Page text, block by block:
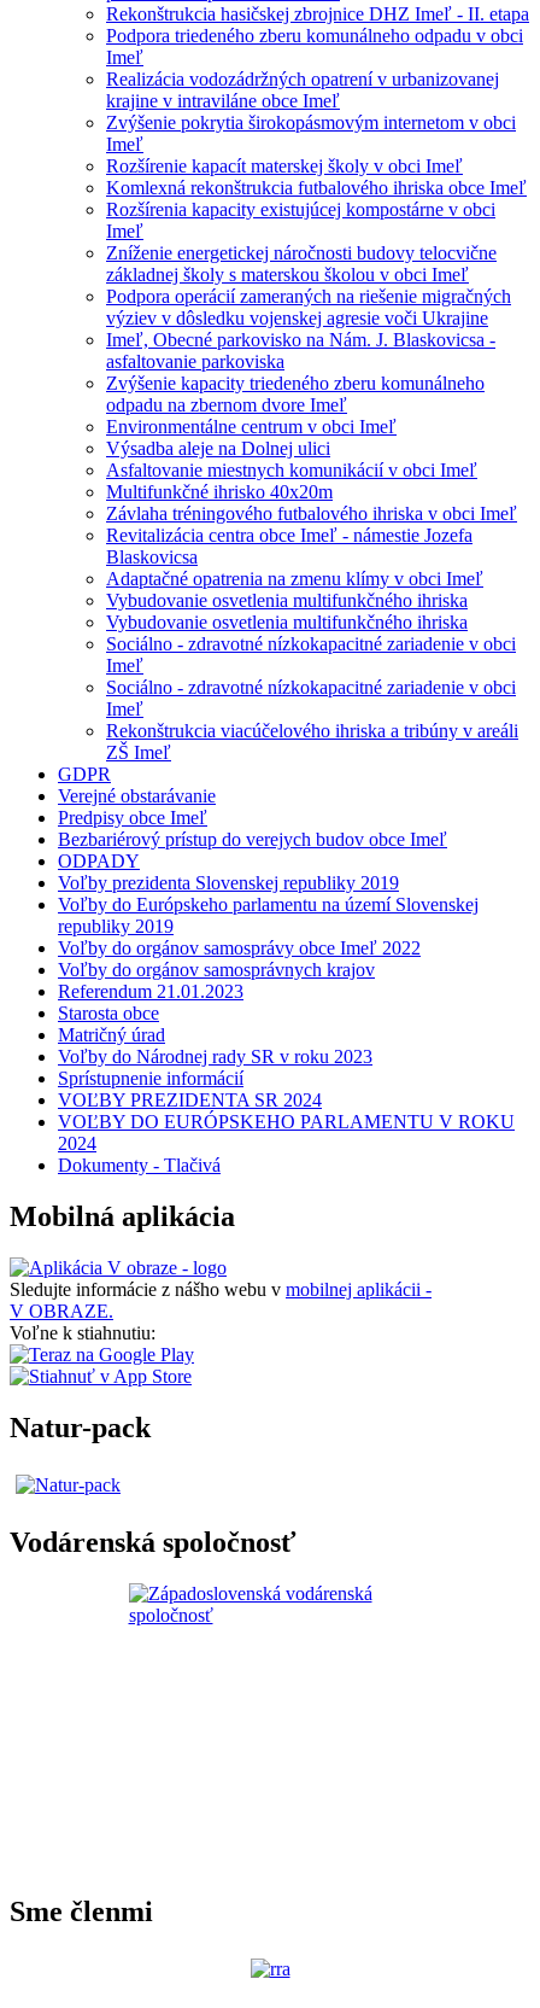
Rekonštrukcia hasičskej zbrojnice DHZ Imeľ - II. etapa
Podpora triedeného zberu komunálneho odpadu v obci
Imeľ
Realizácia vodozádržných opatrení v urbanizovanej
krajine v intraviláne obce Imeľ
Zvýšenie pokrytia širokopásmovým internetom v obci
Imeľ
Rozšírenie kapacít materskej školy v obci Imeľ
Komlexná rekonštrukcia futbalového ihriska obce Imeľ
Rozšírenia kapacity existujúcej kompostárne v obci
Imeľ
Zníženie energetickej náročnosti budovy telocvične
základnej školy s materskou školou v obci Imeľ
Podpora operácií zameraných na riešenie migračných
výziev v dôsledku vojenskej agresie voči Ukrajine
Imeľ, Obecné parkovisko na Nám. J. Blaskovicsa -
asfaltovanie parkoviska
Zvýšenie kapacity triedeného zberu komunálneho
odpadu na zbernom dvore Imeľ
Environmentálne centrum v obci Imeľ
Výsadba aleje na Dolnej ulici
Asfaltovanie miestnych komunikácií v obci Imeľ
Multifunkčné ihrisko 40x20m
Závlaha tréningového futbalového ihriska v obci Imeľ
Revitalizácia centra obce Imeľ - námestie Jozefa
Blaskovicsa
Adaptačné opatrenia na zmenu klímy v obci Imeľ
Vybudovanie osvetlenia multifunkčného ihriska
Vybudovanie osvetlenia multifunkčného ihriska
Sociálno - zdravotné nízkokapacitné zariadenie v obci
Imeľ
Sociálno - zdravotné nízkokapacitné zariadenie v obci
Imeľ
Rekonštrukcia viacúčelového ihriska a tribúny v areáli
ZŠ Imeľ
GDPR
Verejné obstarávanie
Predpisy obce Imeľ
Bezbariérový prístup do verejych budov obce Imeľ
ODPADY
Voľby prezidenta Slovenskej republiky 2019
Voľby do Európskeho parlamentu na území Slovenskej
republiky 2019
Voľby do orgánov samosprávy obce Imeľ 2022
Voľby do orgánov samosprávnych krajov
Referendum 21.01.2023
Starosta obce
Matričný úrad
Voľby do Národnej rady SR v roku 2023
Sprístupnenie informácií
VOĽBY PREZIDENTA SR 2024
VOĽBY DO EURÓPSKEHO PARLAMENTU V ROKU
2024
Dokumenty - Tlačivá
Mobilná aplikácia
Sledujte informácie z nášho webu v mobilnej aplikácii -
V OBRAZE.
Voľne k stiahnutiu:
Natur-pack
Vodárenská spoločnosť
Sme členmi